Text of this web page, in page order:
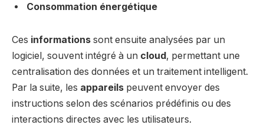
Consommation énergétique
Ces informations sont ensuite analysées par un
logiciel, souvent intégré à un cloud, permettant une
centralisation des données et un traitement intelligent.
Par la suite, les appareils peuvent envoyer des
instructions selon des scénarios prédéfinis ou des
interactions directes avec les utilisateurs.